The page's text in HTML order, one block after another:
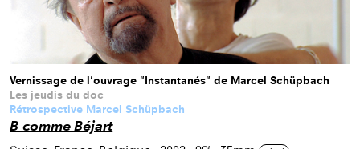
Vernissage de l'ouvrage "Instantanés" de Marcel Schüpbach
Les jeudis du doc
Rétrospective Marcel Schüpbach
B comme Béjart